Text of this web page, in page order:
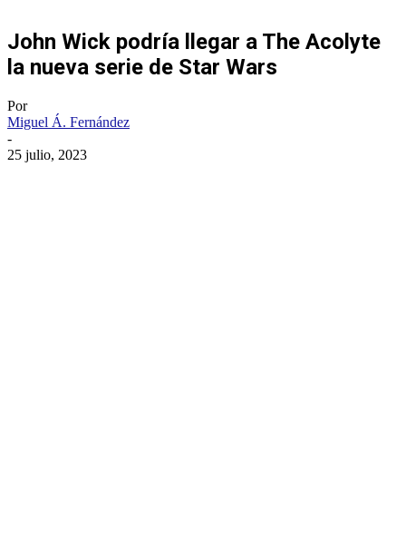
John Wick podría llegar a The Acolyte
la nueva serie de Star Wars
Por
Miguel Á. Fernández
-
25 julio, 2023